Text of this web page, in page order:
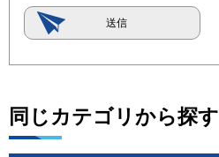
同じカテゴリから探す